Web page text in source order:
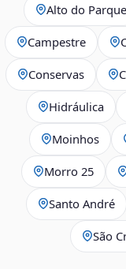
Alto do Parque
Campestre
Conservas
Hidráulica
Moinhos
Morro 25
Santo André
São